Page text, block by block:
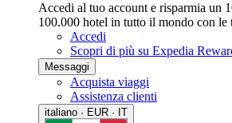
Accedi al tuo account e risparmia un
100.000 hotel in tutto il mondo con le
Accedi
Scopri di più su Expedia
Messaggi
Acquista viaggi
Assistenza clienti
italiano · EUR · IT